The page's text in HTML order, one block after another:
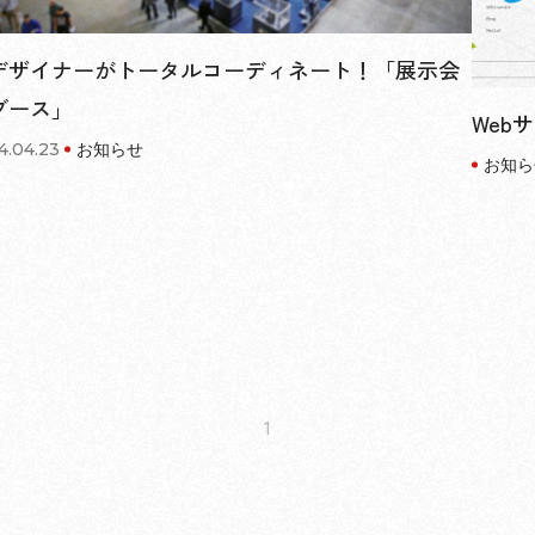
ザイナーがトータルコーディネート！「展示会
ス」
お知らせ
Web
お知
1